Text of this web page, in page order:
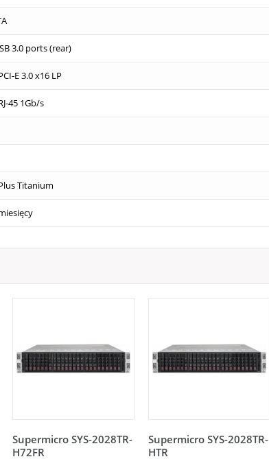
3.0 ports (rear)
E 3.0 x16 LP
45 1Gb/s
Titanium
Supermicro SYS-2028TR-
H72FR
Supermicro SYS-2028TR-
HTR